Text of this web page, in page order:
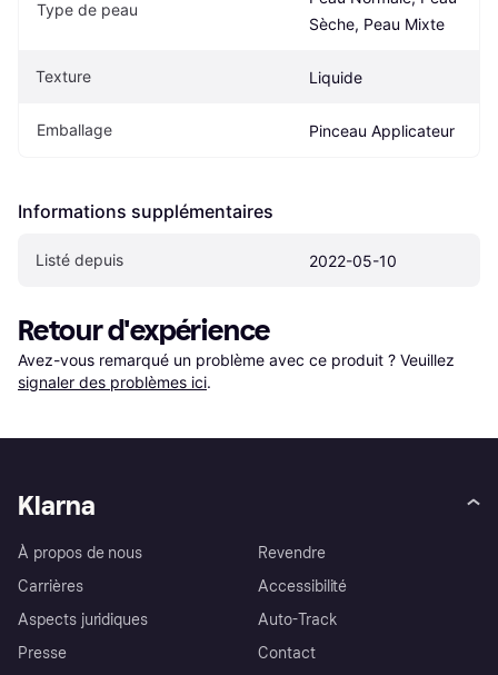
Type de peau
Sèche, Peau Mixte
Texture Liquide
Emballage Pinceau Applicateur
Informations supplémentaires
Listé depuis 2022-05-10
Retour d'expérience
Avez-vous remarqué un problème avec ce produit ? Veuillez
signaler des problèmes ici.
Klarna
À propos de nous
Carrières
Aspects juridiques
Presse
Revendre
Accessibilité
Auto-Track
Contact